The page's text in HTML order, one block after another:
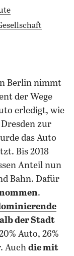
Berlin nimmt
der Wege
erledigt, wie
zur
das Auto
Bis 2018
Anteil nun
Bahn. Dafür
.
der Stadt
Auto, 26%
Auch die mit